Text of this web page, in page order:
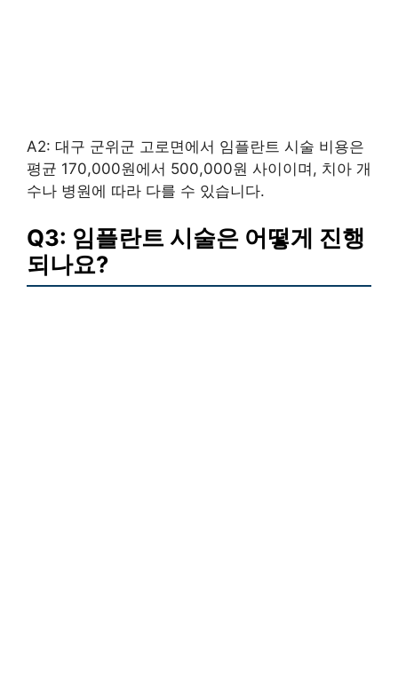
A2: 대구 군위군 고로면에서 임플란트 시술 비용은
평균 170,000원에서 500,000원 사이이며, 치아 개
수나 병원에 따라 다를 수 있습니다.
Q3: 임플란트 시술은 어떻게 진행
되나요?